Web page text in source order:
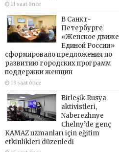
11 saat önce
В Санкт-
Петербурге
«Женское
Единой России»
сформировало предложения по
развитию городских программ
поддержки женщин
13 saat önce
Birleşik Rusya
aktivistleri,
Naberezhnye
Chelny’de genç
KAMAZ uzmanları için eğitim
etkinlikleri düzenledi